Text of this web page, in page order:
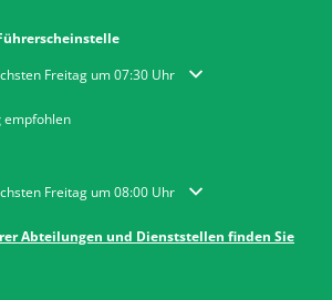
oder Schließzeiten auszublenden
Freitag um 07:30 Uhr
empfohlen
oder Schließzeiten auszublenden
Freitag um 08:00 Uhr
Abteilungen und Dienststellen finden Sie